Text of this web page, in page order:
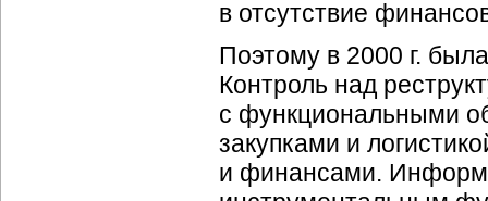
в отсутствие
Поэтому в 2000 г.
Контроль над
с функциональными
закупками и
и финансами.